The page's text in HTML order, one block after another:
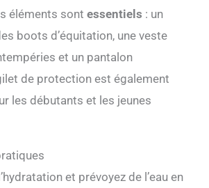
éléments sont essentiels : un
boots d’équitation, une veste
et un pantalon
de protection est également
les débutants et les jeunes
et prévoyez de l’eau en